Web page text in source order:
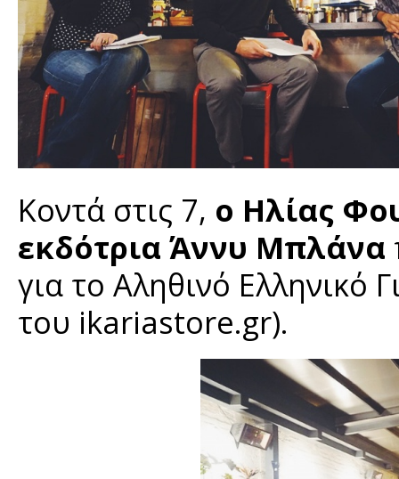
Κοντά στις 7, ο Ηλίας
εκδότρια Άννυ Μπλάνα
για το Αληθινό Ελληνικό
του ikariastore.gr).